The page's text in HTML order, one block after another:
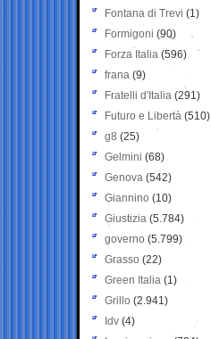
Fontana di Trevi (1)
Formigoni (90)
Forza Italia (596)
frana (9)
Fratelli d'Italia (291)
Futuro e Libertà (510)
g8 (25)
Gelmini (68)
Genova (542)
Giannino (10)
Giustizia (5.784)
governo (5.799)
Grasso (22)
Green Italia (1)
Grillo (2.941)
Idv (4)